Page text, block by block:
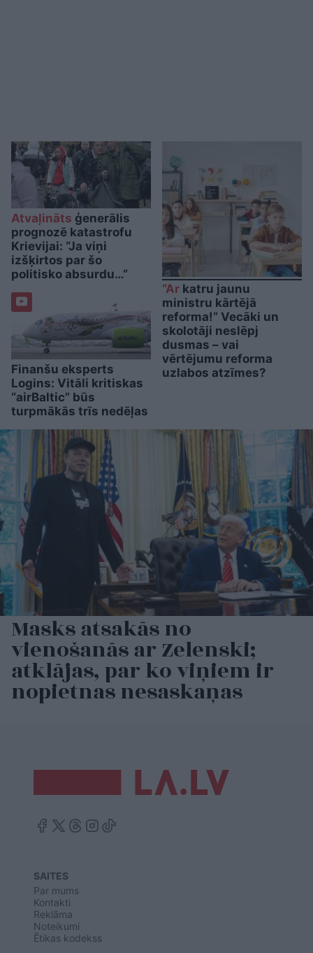
Atvaļināts ģenerālis
prognozē katastrofu
Krievijai: “Ja viņi
izšķirtos par šo
politisko absurdu…”
Finanšu eksperts
Logins: Vitāli kritiskas
“airBaltic” būs
turpmākās trīs nedēļas
“Ar katru jaunu
ministru kārtējā
reforma!” Vecāki un
skolotāji neslēpj
dusmas – vai
vērtējumu reforma
uzlabos atzīmes?
Masks atsakās no
vienošanās ar Zelenski;
atklājas, par ko viņiem ir
nopietnas nesaskaņas
SAITES
Par mums
Kontakti
Reklāma
Noteikumi
Ētikas kodekss